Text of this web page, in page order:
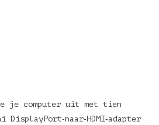
je computer uit met tien